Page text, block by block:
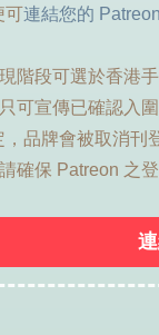
可連結您的
階段可選於香港
可宣傳已確認入
，品牌會被取消刊
確保 Patreon 之